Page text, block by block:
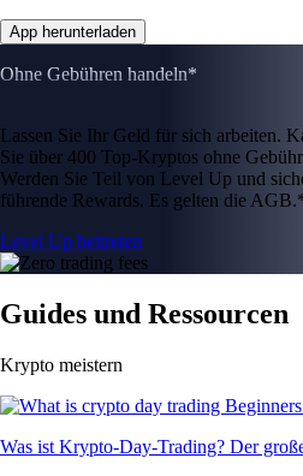
App herunterladen
Ohne Gebühren handeln*
Lassen Sie Ihr Geld für sich arbeiten.
Sie über 400 Top-Kryptos ohne
Werden Sie Teil von Level Up und
führende Rewards. Es gelten die
Level Up beitreten
Guides und Ressourcen
Krypto meistern
Was ist Krypto-Day-Trading? Der